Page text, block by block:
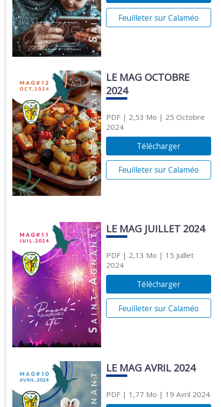
Feuilleter sur Calaméo
LE MAG OCTOBRE
2024
PDF| 2,53 Mo | 25 Octobre
2024
Télécharger
Feuilleter sur Calaméo
LE MAG JUILLET 2024
PDF| 2,13 Mo | 15 Juillet
2024
Télécharger
Feuilleter sur Calaméo
LE MAG AVRIL 2024
PDF| 1,77 Mo | 19 Avril 2024